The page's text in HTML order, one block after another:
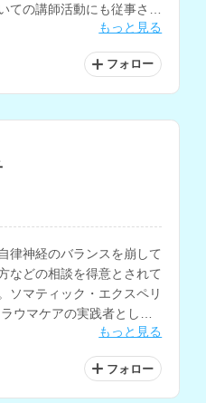
ての講師活動にも従事され
もっと見る
フォロー
律神経のバランスを崩して
などの相談を得意とされて
ソマティック・エクスペリ
ウマケアの実践者として
学病院などで理学療法士と
もっと見る
フォロー